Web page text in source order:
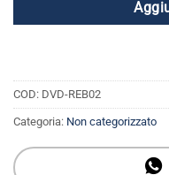
COD: DVD-REB02
Categoria: Non categorizzato